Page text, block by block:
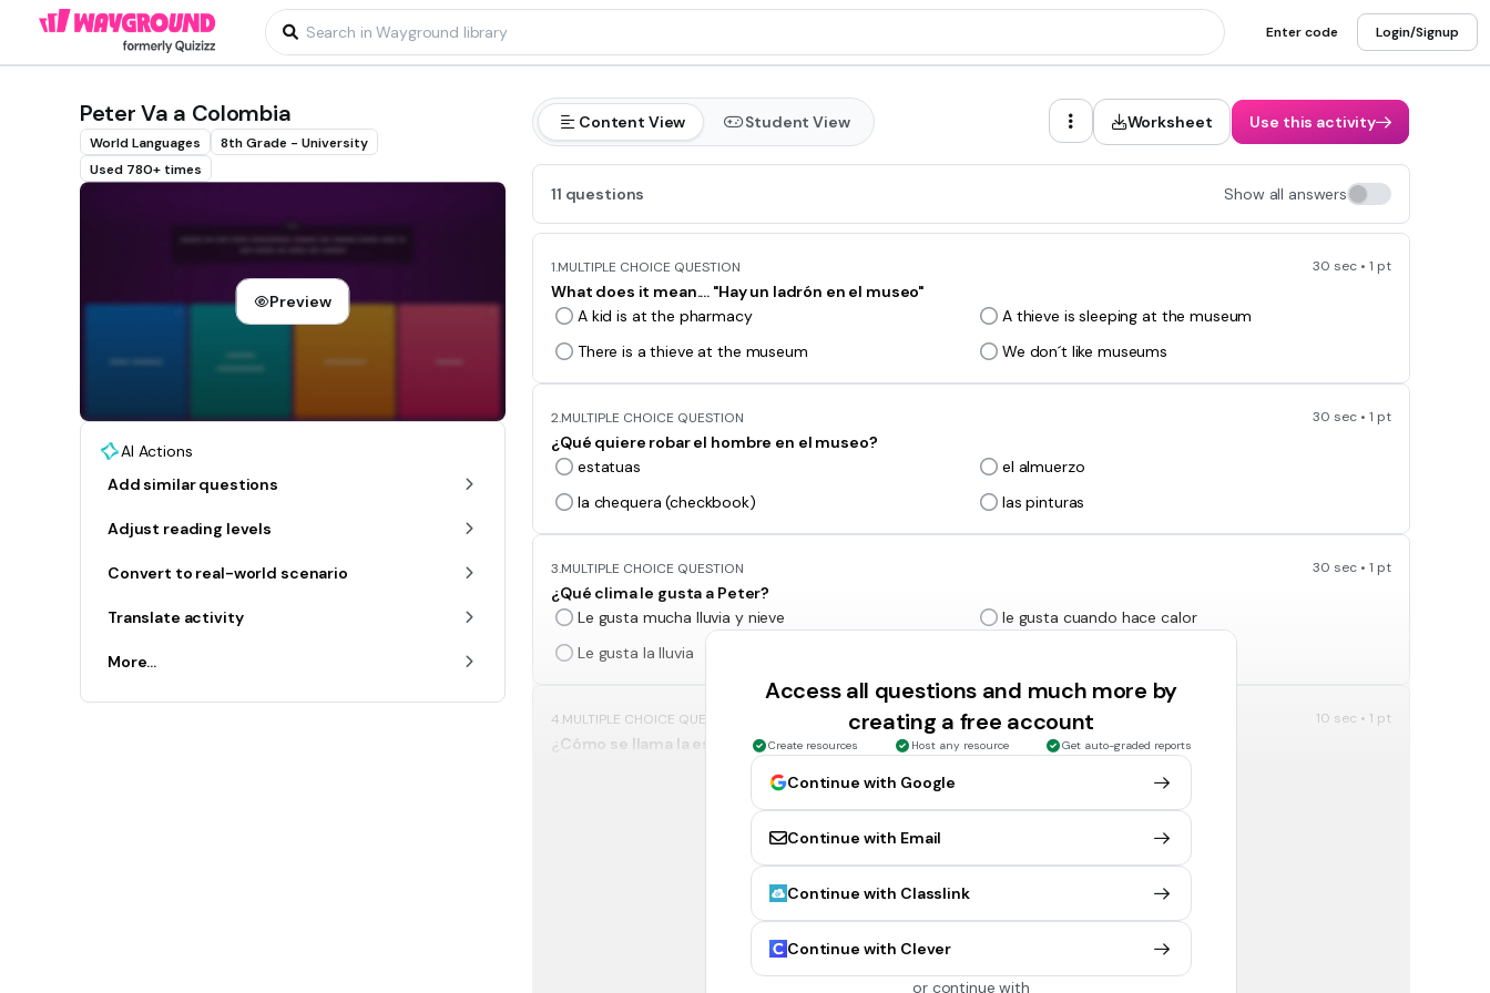
Enter code Login/Signup
Peter Va a Colombia
World Languages
8th Grade - University
Used 780+ times
Preview
AI Actions
Add similar questions
Adjust reading levels
Convert to real-world scenario
Translate activity
More...
Content View Student View Worksheet Use this activity
11 questions Show all answers
1.MULTIPLE CHOICE QUESTION 30 sec • 1 pt
What does it mean.... "Hay un ladrón en el museo"
A kid is at the pharmacy
A thieve is sleeping at the museum
There is a thieve at the museum
We don´t like museums
2.MULTIPLE CHOICE QUESTION 30 sec • 1 pt
¿Qué quiere robar el hombre en el museo?
estatuas
el almuerzo
la chequera (checkbook)
las pinturas
3.MULTIPLE CHOICE QUESTION 30 sec • 1 pt
¿Qué clima le gusta a Peter?
Le gusta mucha lluvia y nieve
le gusta cuando hace calor
Le gusta la lluvia
4. MULTIPLE CHOICE QUESTION 10 sec • 1 pt
¿Cómo se llama la escuela que Peter visita?
¿Qué idiomas hablan los estudiantes?
inglés, español y quechua
Azteca, francés e inglés
Access all questions and much more by
creating a free account
Create resources Host any resource Get auto-graded reports
Continue with Google
Continue with Email
Continue with Classlink
Continue with Clever
or continue with